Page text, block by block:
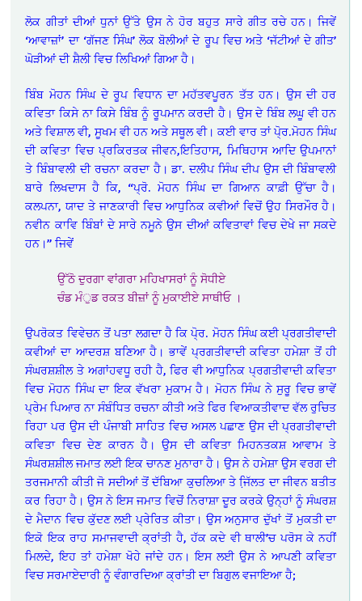
ਲੋਕ ਗੀਤਾਂ ਦੀਆਂ ਧੁਨਾਂ ਉੱਤੇ ਉਸ ਨੇ ਹੋਰ ਬਹੁਤ ਸਾਰੇ ਗੀਤ ਰਚੇ ਹਨ। ਜਿਵੇਂ
‘ਆਵਾਜ਼ਾਂ’ ਦਾ ‘ਗੱਜਣ ਸਿੰਘ’ ਲੋਕ ਬੋਲੀਆਂ ਦੇ ਰੂਪ ਵਿਚ ਅਤੇ ‘ਜੱਟੀਆਂ ਦੇ ਗੀਤ’
ਘੋੜੀਆਂ ਦੀ ਸ਼ੈਲੀ ਵਿਚ ਲਿਖਿਆਂ ਗਿਆ ਹੈ।
ਬਿੰਬ ਮੋਹਨ ਸਿੰਘ ਦੇ ਰੂਪ ਵਿਧਾਨ ਦਾ ਮਹੱਤਵਪੂਰਨ ਤੱਤ ਹਨ। ਉਸ ਦੀ ਹਰ
ਕਵਿਤਾ ਕਿਸੇ ਨਾ ਕਿਸੇ ਬਿੰਬ ਨੂੰ ਰੂਪਮਾਨ ਕਰਦੀ ਹੈ। ਉਸ ਦੇ ਬਿੰਬ ਲਘੂ ਵੀ ਹਨ
ਅਤੇ ਵਿਸ਼ਾਲ ਵੀ, ਸੂਖਮ ਵੀ ਹਨ ਅਤੇ ਸਥੂਲ ਵੀ। ਕਈ ਵਾਰ ਤਾਂ ਪੋ੍ਰ.ਮੋਹਨ ਸਿੰਘ
ਦੀ ਕਵਿਤਾ ਵਿਚ ਪ੍ਰਕਿਰਤਕ ਜੀਵਨ,ਇਤਿਹਾਸ, ਮਿਥਿਹਾਸ ਆਦਿ ਉਪਮਾਨਾਂ
ਤੇ ਬਿੰਬਾਵਲੀ ਦੀ ਰਚਨਾ ਕਰਦਾ ਹੈ। ਡਾ. ਦਲੀਪ ਸਿੰਘ ਦੀਪ ਉਸ ਦੀ ਬਿੰਬਾਵਲੀ
ਬਾਰੇ ਲਿਖਦਾਸ ਹੈ ਕਿ, “ਪ੍ਰੋ. ਮੋਹਨ ਸਿੰਘ ਦਾ ਗਿਆਨ ਕਾਫ਼ੀ ਉੱਚਾ ਹੈ।
ਕਲਪਨਾ, ਯਾਦ ਤੇ ਜਾਣਕਾਰੀ ਵਿਚ ਆਧੁਨਿਕ ਕਵੀਆਂ ਵਿਚੋਂ ਉਹ ਸਿਰਮੌਰ ਹੈ।
ਨਵੀਨ ਕਾਵਿ ਬਿੰਬਾਂ ਦੇ ਸਾਰੇ ਨਮੂਨੇ ਉਸ ਦੀਆਂ ਕਵਿਤਾਵਾਂ ਵਿਚ ਦੇਖੇ ਜਾ ਸਕਦੇ
ਹਨ।” ਜਿਵੇਂ
ਉੱਠੋ ਦੁਰਗਾ ਵਾਂਗਰਾ ਮਹਿਖਾਸਰਾਂ ਨੂੰ ਸੋਧੀਏ
ਚੰਡ ਮੰੁਡ ਰਕਤ ਬੀਜ਼ਾਂ ਨੂੰ ਮੁਕਾਈਏ ਸਾਥੀਓ ।
ਉਪਰੋਕਤ ਵਿਵੇਚਨ ਤੋਂ ਪਤਾ ਲਗਦਾ ਹੈ ਕਿ ਪੋ੍ਰ. ਮੋਹਨ ਸਿੰਘ ਕਈ ਪ੍ਰਗਤੀਵਾਦੀ
ਕਵੀਆਂ ਦਾ ਆਦਰਸ਼ ਬਣਿਆ ਹੈ। ਭਾਵੇਂ ਪ੍ਰਗਤੀਵਾਦੀ ਕਵਿਤਾ ਹਮੇਸ਼ਾ ਤੋਂ ਹੀ
ਸੰਘਰਸ਼ਸ਼ੀਲ ਤੇ ਅਗਾਂਹਵਧੂ ਰਹੀ ਹੈ, ਫਿਰ ਵੀ ਆਧੁਨਿਕ ਪ੍ਰਗਤੀਵਾਦੀ ਕਵਿਤਾ
ਵਿਚ ਮੋਹਨ ਸਿੰਘ ਦਾ ਇਕ ਵੱਖਰਾ ਮੁਕਾਮ ਹੈ। ਮੋਹਨ ਸਿੰਘ ਨੇ ਸੁਰੂ ਵਿਚ ਭਾਵੇਂ
ਪ੍ਰੇਮ ਪਿਆਰ ਨਾ ਸੰਬੰਧਿਤ ਰਚਨਾ ਕੀਤੀ ਅਤੇ ਫਿਰ ਵਿਆਕਤੀਵਾਦ ਵੱਲ ਰੁਚਿਤ
ਰਿਹਾ ਪਰ ਉਸ ਦੀ ਪੰਜਾਬੀ ਸਾਹਿਤ ਵਿਚ ਅਸਲ ਪਛਾਣ ਉਸ ਦੀ ਪ੍ਰਗਤੀਵਾਦੀ
ਕਵਿਤਾ ਵਿਚ ਦੇਣ ਕਾਰਨ ਹੈ। ਉਸ ਦੀ ਕਵਿਤਾ ਮਿਹਨਤਕਸ਼ ਆਵਾਮ ਤੇ
ਸੰਘਰਸ਼ਸ਼ੀਲ ਜਮਾਤ ਲਈ ਇਕ ਚਾਨਣ ਮੁਨਾਰਾ ਹੈ। ਉਸ ਨੇ ਹਮੇਸ਼ਾ ਉਸ ਵਰਗ ਦੀ
ਤਰਜਮਾਨੀ ਕੀਤੀ ਜੋ ਸਦੀਆਂ ਤੋਂ ਦੱਬਿਆ ਕੁਚਲਿਆ ਤੇ ਜਿ਼ੱਲਤ ਦਾ ਜੀਵਨ ਬਤੀਤ
ਕਰ ਰਿਹਾ ਹੈ। ਉਸ ਨੇ ਇਸ ਜਮਾਤ ਵਿਚੋਂ ਨਿਰਾਸ਼ਾ ਦੂਰ ਕਰਕੇ ਉਨ੍ਹਾਂ ਨੂੰ ਸੰਘਰਸ਼
ਦੇ ਮੈਦਾਨ ਵਿਚ ਕੁੱਦਣ ਲਈ ਪ੍ਰੇਰਿਤ ਕੀਤਾ। ਉਸ ਅਨੁਸਾਰ ਦੁੱਖਾਂ ਤੋਂ ਮੁਕਤੀ ਦਾ
ਇਕੋ ਇਕ ਰਾਹ ਸਮਾਜਵਾਦੀ ਕ੍ਰਾਂਤੀ ਹੈ, ਹੱਕ ਕਦੇ ਵੀ ਥਾਲੀ’ਚ ਪਰੋਸ ਕੇ ਨਹੀਂ
ਮਿਲਦੇ, ਇਹ ਤਾਂ ਹਮੇਸ਼ਾ ਖੋਹੇ ਜਾਂਦੇ ਹਨ। ਇਸ ਲਈ ਉਸ ਨੇ ਆਪਣੀ ਕਵਿਤਾ
ਵਿਚ ਸਰਮਾਏਦਾਰੀ ਨੂੰ ਵੰਗਾਰਦਿਆ ਕ੍ਰਾਂਤੀ ਦਾ ਬਿਗੁਲ ਵਜਾਇਆ ਹੈ;